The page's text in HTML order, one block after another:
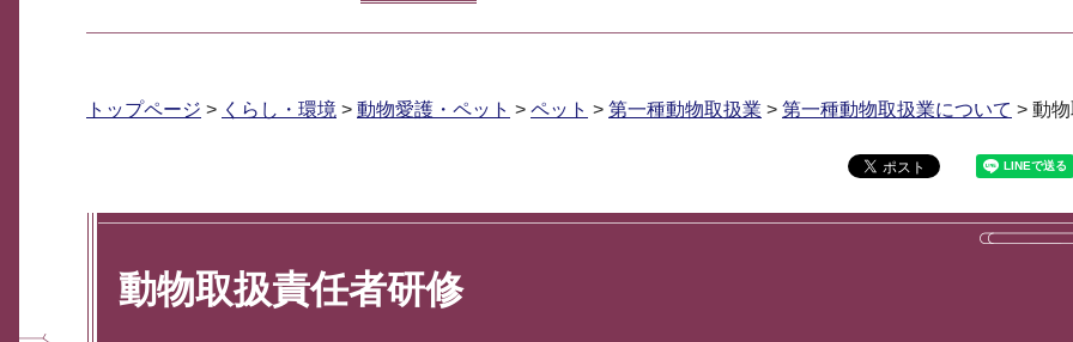
トップページ > くらし・環境 > 動物愛護・ペット > ペット > 第一種動物取扱業 > 第一種動物取扱業について > 動
動物取扱責任者研修